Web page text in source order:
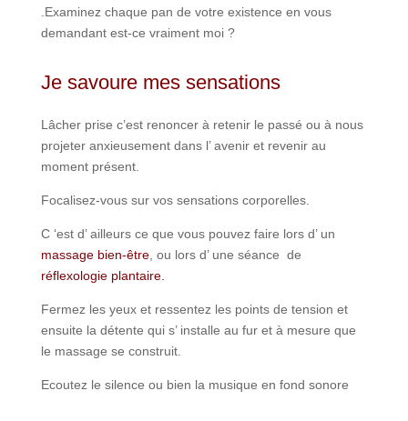
.Examinez chaque pan de votre existence en vous
demandant est-ce vraiment moi ?
Je savoure mes sensations
Lâcher prise c’est renoncer à retenir le passé ou à nous
projeter anxieusement dans l’ avenir et revenir au
moment présent.
Focalisez-vous sur vos sensations corporelles.
C ‘est d’ ailleurs ce que vous pouvez faire lors d’ un
massage bien-être, ou lors d’ une séance de
réflexologie plantaire.
Fermez les yeux et ressentez les points de tension et
ensuite la détente qui s’ installe au fur et à mesure que
le massage se construit.
Ecoutez le silence ou bien la musique en fond sonore